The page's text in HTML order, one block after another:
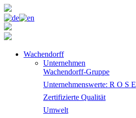
Wachendorff
Unternehmen
Wachendorff-Gruppe
Unternehmenswerte: R O S E
Zertifizierte Qualität
Umwelt